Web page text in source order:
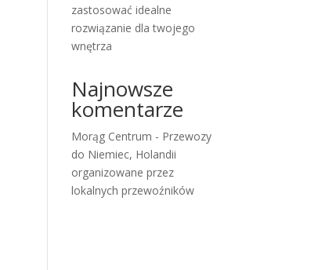
zastosować idealne
rozwiązanie dla twojego
wnętrza
Najnowsze
komentarze
Morąg Centrum - Przewozy
do Niemiec, Holandii
organizowane przez
lokalnych przewoźników